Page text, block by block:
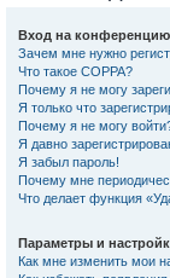
Вход на конференцию
Зачем мне нужно
Что такое COPPA?
Почему я не могу
Я только что
Почему я не могу
Я давно
Я забыл пароль!
Почему мне
Что делает функция
Параметры и
Как мне изменить мои